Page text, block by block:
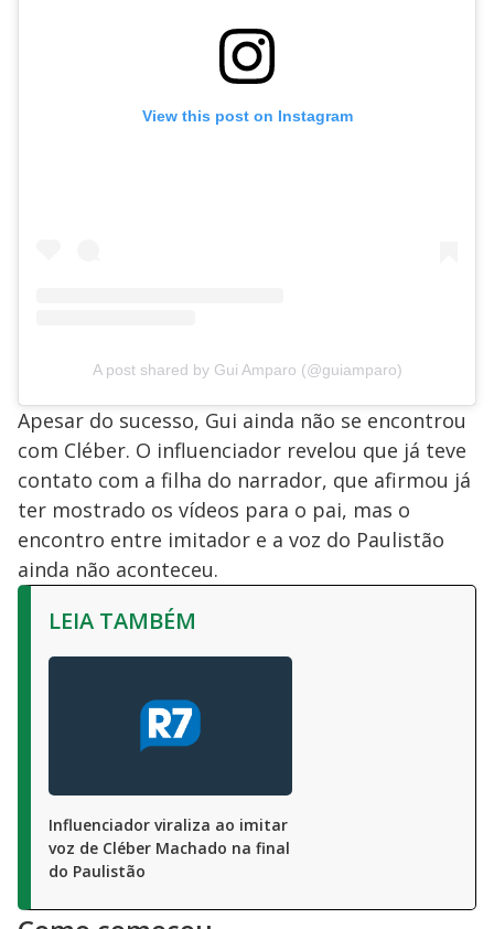
View this post on Instagram
A post shared by Gui Amparo (@guiamparo)
Apesar do sucesso, Gui ainda não se encontrou
com Cléber. O influenciador revelou que já teve
contato com a filha do narrador, que afirmou já
ter mostrado os vídeos para o pai, mas o
encontro entre imitador e a voz do Paulistão
ainda não aconteceu.
LEIA TAMBÉM
Influenciador viraliza ao imitar
voz de Cléber Machado na final
do Paulistão